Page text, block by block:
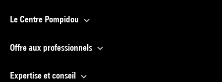
Le Centre Pompidou
Offre aux professionnels
Expertise et conseil